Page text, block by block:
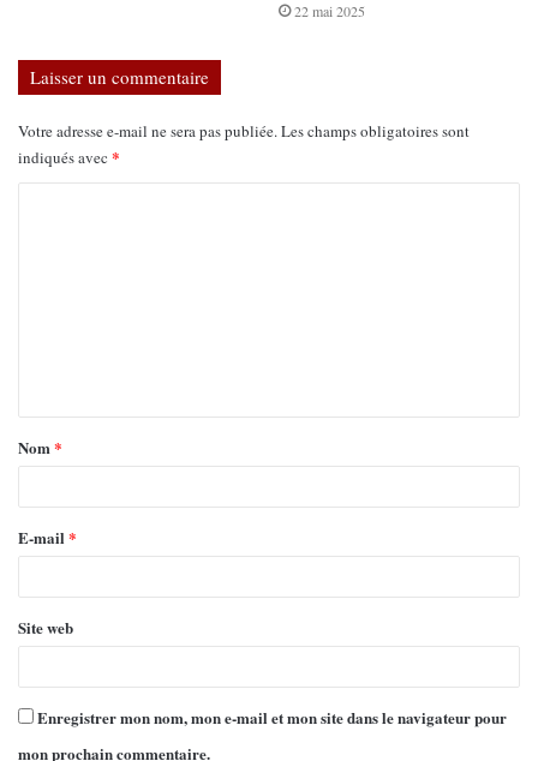
22 mai 2025
Laisser un commentaire
Votre adresse e-mail ne sera pas publiée.Les champs obligatoires sont
indiqués avec *
Nom*
E-mail *
Site web
Enregistrer mon nom, mon e-mail et mon site dans le navigateur pour
mon prochain commentaire.